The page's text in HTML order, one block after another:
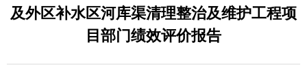
及外区补水区河库渠清理整治及维护工程项
目部门绩效评价报告